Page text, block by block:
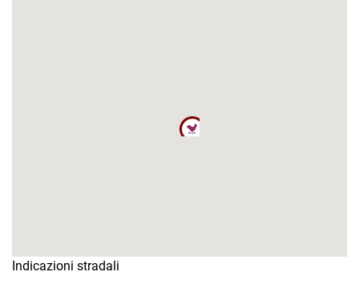
Indicazioni stradali